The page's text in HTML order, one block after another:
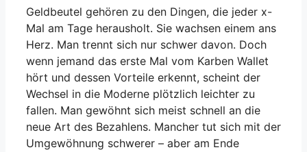
Geldbeutel gehören zu den Dingen, die jeder x-
Mal am Tage herausholt. Sie wachsen einem ans
Herz. Man trennt sich nur schwer davon. Doch
wenn jemand das erste Mal vom Karben Wallet
hört und dessen Vorteile erkennt, scheint der
Wechsel in die Moderne plötzlich leichter zu
fallen. Man gewöhnt sich meist schnell an die
neue Art des Bezahlens. Mancher tut sich mit der
Umgewöhnung schwerer – aber am Ende